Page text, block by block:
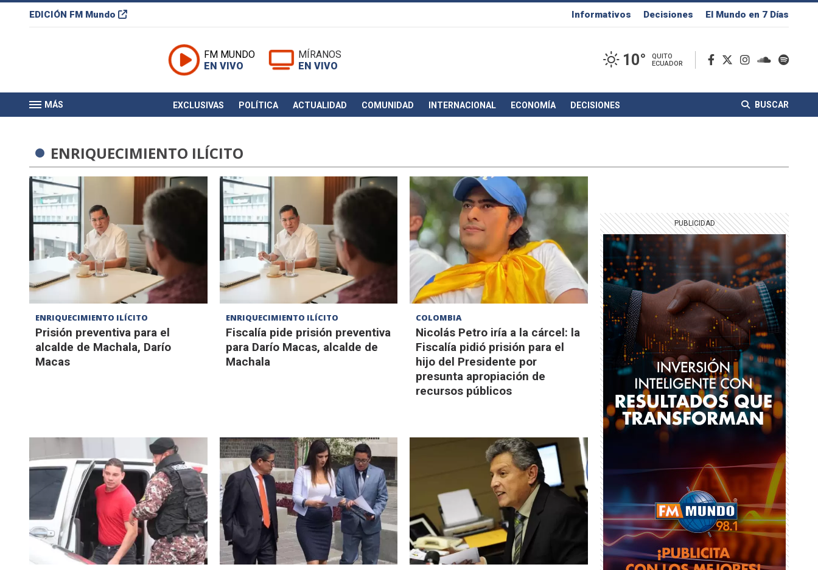
EDICIÓN FM Mundo Informativos Decisiones El Mundo en 7 Días
FM MUNDO
EN VIVO
MÍRANOS
EN VIVO
10°
QUITO
ECUADOR
MÁS EXCLUSIVAS POLÍTICA ACTUALIDAD COMUNIDAD INTERNACIONAL ECONOMÍA DECISIONES BUSCAR
ENRIQUECIMIENTO ILÍCITO
ENRIQUECIMIENTO ILÍCITO
Prisión preventiva para el
alcalde de Machala, Darío
Macas
ENRIQUECIMIENTO ILÍCITO
Fiscalía pide prisión preventiva
para Darío Macas, alcalde de
Machala
COLOMBIA
Nicolás Petro iría a la cárcel: la
Fiscalía pidió prisión para el
hijo del Presidente por
presunta apropiación de
recursos públicos